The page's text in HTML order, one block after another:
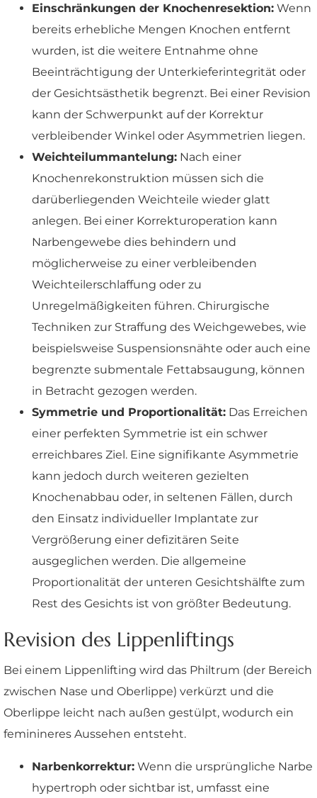
Einschränkungen der Knochenresektion: Wenn
bereits erhebliche Mengen Knochen entfernt
wurden, ist die weitere Entnahme ohne
Beeinträchtigung der Unterkieferintegrität oder
der Gesichtsästhetik begrenzt. Bei einer Revision
kann der Schwerpunkt auf der Korrektur
verbleibender Winkel oder Asymmetrien liegen.
Weichteilummantelung: Nach einer
Knochenrekonstruktion müssen sich die
darüberliegenden Weichteile wieder glatt
anlegen. Bei einer Korrekturoperation kann
Narbengewebe dies behindern und
möglicherweise zu einer verbleibenden
Weichteilerschlaffung oder zu
Unregelmäßigkeiten führen. Chirurgische
Techniken zur Straffung des Weichgewebes, wie
beispielsweise Suspensionsnähte oder auch eine
begrenzte submentale Fettabsaugung, können
in Betracht gezogen werden.
Symmetrie und Proportionalität: Das Erreichen
einer perfekten Symmetrie ist ein schwer
erreichbares Ziel. Eine signifikante Asymmetrie
kann jedoch durch weiteren gezielten
Knochenabbau oder, in seltenen Fällen, durch
den Einsatz individueller Implantate zur
Vergrößerung einer defizitären Seite
ausgeglichen werden. Die allgemeine
Proportionalität der unteren Gesichtshälfte zum
Rest des Gesichts ist von größter Bedeutung.
Revision des Lippenliftings
Bei einem Lippenlifting wird das Philtrum (der Bereich
zwischen Nase und Oberlippe) verkürzt und die
Oberlippe leicht nach außen gestülpt, wodurch ein
feminineres Aussehen entsteht.
Narbenkorrektur: Wenn die ursprüngliche Narbe
hypertroph oder sichtbar ist, umfasst eine